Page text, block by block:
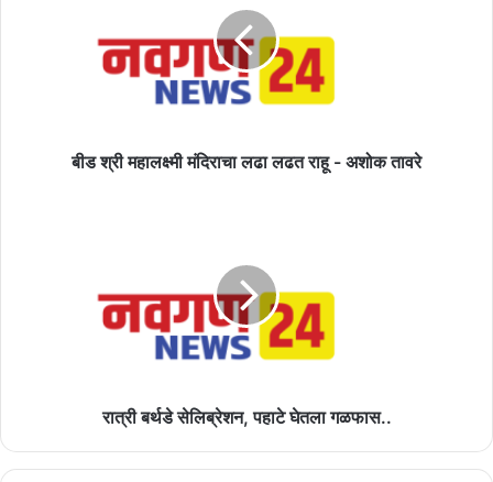
बीड श्री महालक्ष्मी मंदिराचा लढा लढत राहू - अशोक तावरे
रात्री बर्थडे सेलिब्रेशन, पहाटे घेतला गळफास..